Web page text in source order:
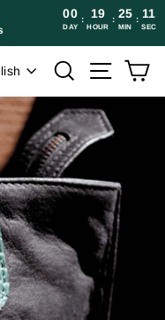
00
DAY
: 19
HOUR
: 25
MIN
: 11
SEC
Search Site